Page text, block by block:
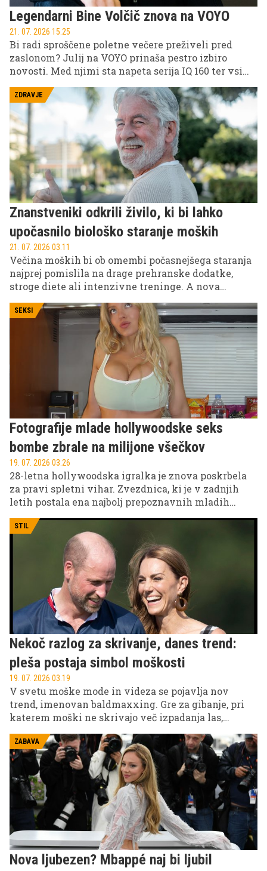
Legendarni Bine Volčič znova na VOYO
21. 07. 2026 15.25
Bi radi sproščene poletne večere preživeli pred
zaslonom? Julij na VOYO prinaša pestro izbiro
novosti. Med njimi sta napeta serija IQ 160 ter vsi
nadaljevanju preverite vse novosti.
ZDRAVJE
Znanstveniki odkrili živilo, ki bi lahko
upočasnilo biološko staranje moških
21. 07. 2026 03.11
Večina moških bi ob omembi počasnejšega staranja
najprej pomislila na drage prehranske dodatke,
stroge diete ali intenzivne treninge. A nova
odigralo nekaj veliko bolj preprostega: navaden
probiotični jogurt.
SEKSI
Fotografije mlade hollywoodske seks
bombe zbrale na milijone všečkov
19. 07. 2026 03.26
28-letna hollywoodska igralka je znova poskrbela
za pravi spletni vihar. Zvezdnica, ki je v zadnjih
letih postala ena najbolj prepoznavnih mladih
igralk v Hollywoodu, je svoje oboževalce razveselila
z vročimi fotografijami.
STIL
Nekoč razlog za skrivanje, danes trend:
pleša postaja simbol moškosti
19. 07. 2026 03.19
V svetu moške mode in videza se pojavlja nov
trend, imenovan baldmaxxing. Gre za gibanje, pri
katerem moški ne skrivajo več izpadanja las,
ampak ga sprejmejo kot del svojega videza. Med
znanimi obrazi, ki bi lahko predstavljali ta slog, sta
tudi princ William in princ Harry.
ZABAVA
Nova ljubezen? Mbappé naj bi ljubil